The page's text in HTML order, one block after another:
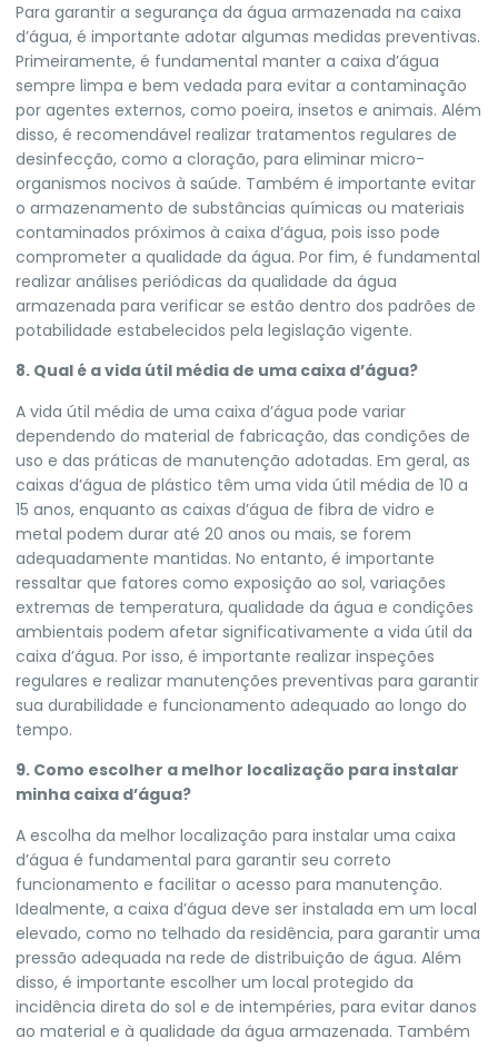
Para garantir a segurança da água armazenada na caixa
d’água, é importante adotar algumas medidas preventivas.
Primeiramente, é fundamental manter a caixa d’água
sempre limpa e bem vedada para evitar a contaminação
por agentes externos, como poeira, insetos e animais. Além
disso, é recomendável realizar tratamentos regulares de
desinfecção, como a cloração, para eliminar micro-
organismos nocivos à saúde. Também é importante evitar
o armazenamento de substâncias químicas ou materiais
contaminados próximos à caixa d’água, pois isso pode
comprometer a qualidade da água. Por fim, é fundamental
realizar análises periódicas da qualidade da água
armazenada para verificar se estão dentro dos padrões de
potabilidade estabelecidos pela legislação vigente.
8. Qual é a vida útil média de uma caixa d’água?
A vida útil média de uma caixa d’água pode variar
dependendo do material de fabricação, das condições de
uso e das práticas de manutenção adotadas. Em geral, as
caixas d’água de plástico têm uma vida útil média de 10 a
15 anos, enquanto as caixas d’água de fibra de vidro e
metal podem durar até 20 anos ou mais, se forem
adequadamente mantidas. No entanto, é importante
ressaltar que fatores como exposição ao sol, variações
extremas de temperatura, qualidade da água e condições
ambientais podem afetar significativamente a vida útil da
caixa d’água. Por isso, é importante realizar inspeções
regulares e realizar manutenções preventivas para garantir
sua durabilidade e funcionamento adequado ao longo do
tempo.
9. Como escolher a melhor localização para instalar
minha caixa d’água?
A escolha da melhor localização para instalar uma caixa
d’água é fundamental para garantir seu correto
funcionamento e facilitar o acesso para manutenção.
Idealmente, a caixa d’água deve ser instalada em um local
elevado, como no telhado da residência, para garantir uma
pressão adequada na rede de distribuição de água. Além
disso, é importante escolher um local protegido da
incidência direta do sol e de intempéries, para evitar danos
ao material e à qualidade da água armazenada. Também